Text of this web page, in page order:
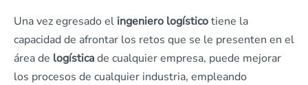
Una vez egresado el ingeniero logísticotiene la
capacidad de afrontar los retos que se le presenten en el
área de logísticade cualquier empresa, puede mejorar
los procesos de cualquier industria, empleando